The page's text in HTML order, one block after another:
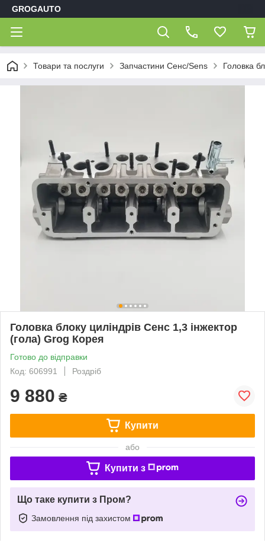
GROGAUTO
Товари та послуги Запчастини Сенс/Sens Головка
Головка блоку циліндрів Сенс 1,3 інжектор
(гола) Grog Корея
Готово до відправки
Код: 606991
Роздріб
9 880 ₴
Купити
або
Купити з
Що таке купити з Пром?
Замовлення під захистом